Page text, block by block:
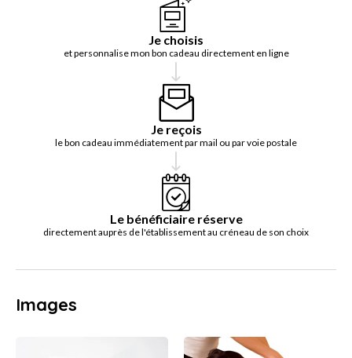
Je choisis
et personnalise mon bon cadeau directement en ligne
Je reçois
le bon cadeau immédiatement par mail ou par voie postale
Le bénéficiaire réserve
directement auprès de l'établissement au créneau de son choix
Images